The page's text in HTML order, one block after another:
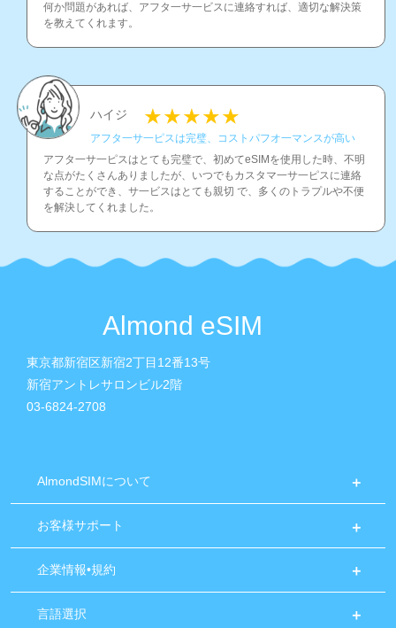
何か問題があれば、アフタ一サ一ビスに連絡すれば、適切な解決策
を教えてくれます。
ハイジ
アフタ一サ一ピスは完璧、コストパフオ一マンスが高い
アフタ一サ一ピスはとても完璧で、初めてeSIMを使用した時、不明
な点がたくさんありましたが、いつでもカスタマ一サ一ピスに連絡
することができ、サ一ビスはとても親切 で、多くのトラプルや不便
を解決してくれました。
Almond eSIM
東京都新宿区新宿2丁目12番13号
新宿アントレサロンビル2階
03-6824-2708
AlmondSIMについて
お客様サポート
企業情報•規約
言語選択